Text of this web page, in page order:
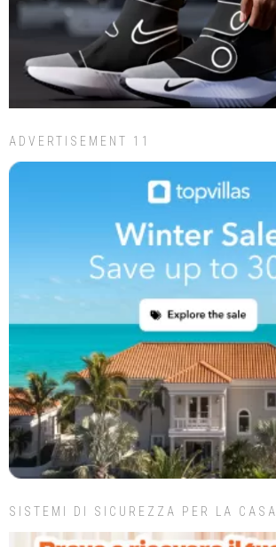
ADVERTISEMENT 11
SISTEMI DI SICUREZZA PER LA CASA